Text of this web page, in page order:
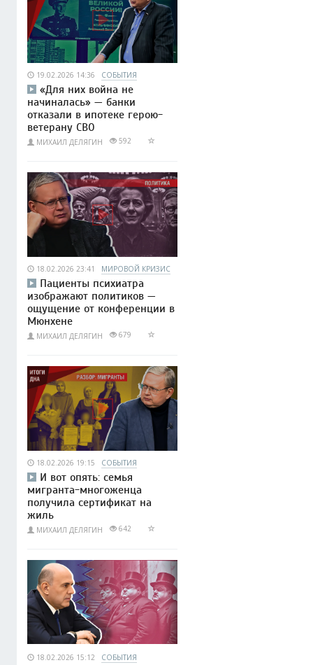
19.02.2026 14:36 СОБЫТИЯ
«Для них война не
начиналась» — банки
отказали в ипотеке герою-
ветерану СВО
МИХАИЛ ДЕЛЯГИН 592
18.02.2026 23:41 МИРОВОЙ КРИЗИС
Пациенты психиатра
изображают политиков —
ощущение от конференции в
Мюнхене
МИХАИЛ ДЕЛЯГИН 679
18.02.2026 19:15 СОБЫТИЯ
И вот опять: семья
мигранта-многоженца
получила сертификат на
жиль
МИХАИЛ ДЕЛЯГИН 642
18.02.2026 15:12 СОБЫТИЯ